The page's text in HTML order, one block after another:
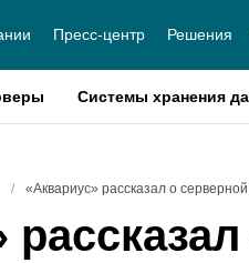
Пресс-центр Решения
Системы хранения
/ «Аквариус» рассказал о